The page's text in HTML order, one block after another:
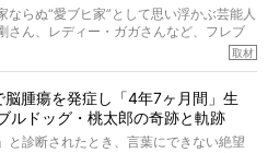
ならぬ“愛ブヒ家”として思い浮かぶ芸能人
さん、レディー・ガガさんなど、フレブ
が多いと思います。が、ロッチ中岡さん
ムを覗くと、たくさんのフレブルアカウ
れていて、わが『FRENCH BULLDOG
やトーラスも、その中の一頭。
取材
脳腫瘍を発症し「4年7ヶ月間」生
ルドッグ・桃太郎の奇跡と軌跡
と診断されたとき、言葉にできない絶望